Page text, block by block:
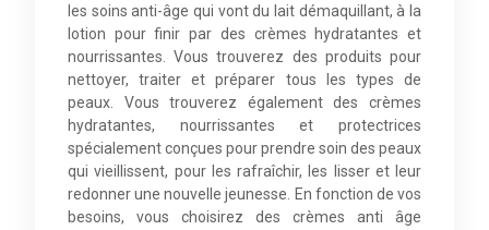
les soins anti-âge qui vont du lait démaquillant, à la
lotion pour finir par des crèmes hydratantes et
nourrissantes. Vous trouverez des produits pour
nettoyer, traiter et préparer tous les types de
peaux. Vous trouverez également des crèmes
hydratantes, nourrissantes et protectrices
spécialement conçues pour prendre soin des peaux
qui vieillissent, pour les rafraîchir, les lisser et leur
redonner une nouvelle jeunesse. En fonction de vos
besoins, vous choisirez des crèmes anti âge